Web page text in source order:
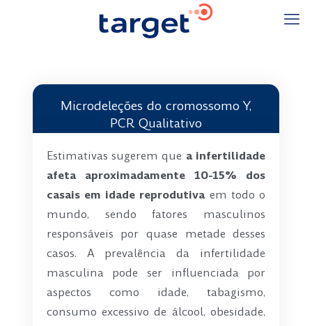
Microdeleções do cromossomo Y,
PCR Qualitativo
Estimativas sugerem que a infertilidade
afeta aproximadamente 10-15% dos
casais em idade reprodutivaem todo o
mundo, sendo fatores masculinos
responsáveis por quase metade desses
casos. A prevalência da infertilidade
masculina pode ser influenciada por
aspectos como idade, tabagismo,
consumo excessivo de álcool, obesidade,